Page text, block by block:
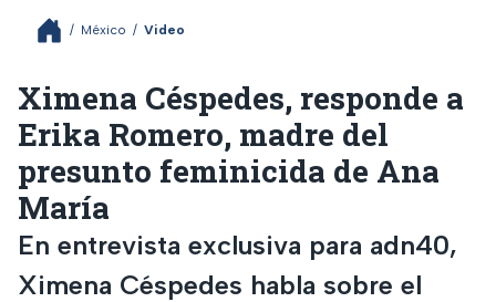
/ México / Video
Ximena Céspedes, responde a
Erika Romero, madre del
presunto feminicida de Ana
María
En entrevista exclusiva para adn40,
Ximena Céspedes habla sobre el